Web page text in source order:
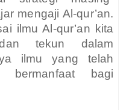
mengaji Al-qur’an.
ilmu Al-qur’an kita
tekun dalam
ilmu yang telah
bagi